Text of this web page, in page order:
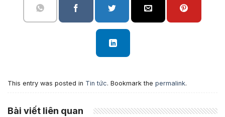
This entry was posted in Tin tức. Bookmark the permalink.
Bài viết liên quan